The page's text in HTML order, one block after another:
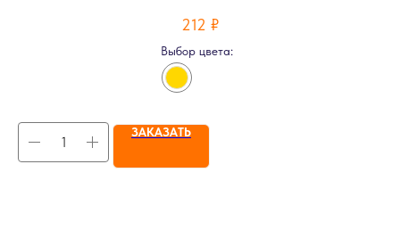
212 ₽
Выбор цвета:
ЗАКАЗАТЬ